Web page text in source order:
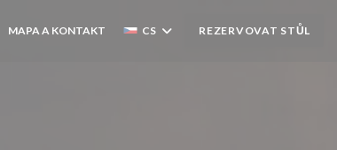
((OTEVŘE SE V NOVÉM OKNĚ))
MAPA A KONTAKT CS REZERVOVAT STŮL